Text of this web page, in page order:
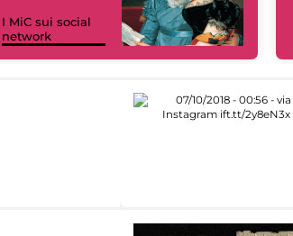
I MiC sui social
network